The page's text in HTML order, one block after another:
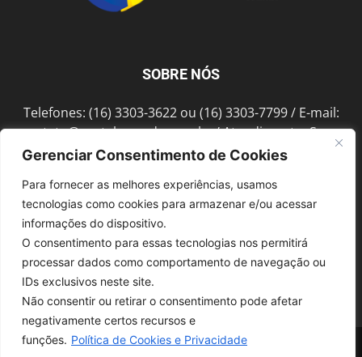
Gerenciar Consentimento de Cookies
Para fornecer as melhores experiências, usamos
tecnologias como cookies para armazenar e/ou acessar
informações do dispositivo.
O consentimento para essas tecnologias nos permitirá
processar dados como comportamento de navegação ou
IDs exclusivos neste site.
Não consentir ou retirar o consentimento pode afetar
negativamente certos recursos e
funções. Política de Cookies e Privacidade
SOBRE NÓS
Telefones: (16) 3303-3622 ou (16) 3303-7799 / E-mail:
contato@portalmorada.com.br/ Atendimento: Seg a
Sex das 8h às 18h / Endereço: Av. Bento de Abreu, 889
SIGA-NOS
© 1997-2022, GRUPO ROBERTO MONTORO É proibida a reprodução do